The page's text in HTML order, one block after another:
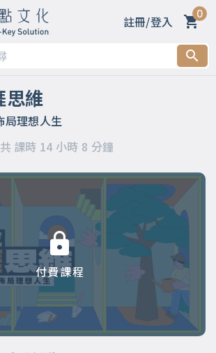
註冊/登入 0
思維
局理想人生
課時 14 小時 8 分鐘
付費課程
段】支持策略
段】委身策略
】開明策略
】強勢策略
】彈性策略